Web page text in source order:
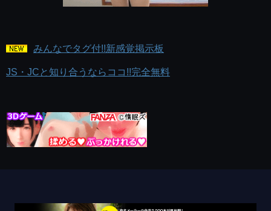
みんなでタグ付!!新感覚掲示板
JS・JCと知り合うならココ!!完全無料